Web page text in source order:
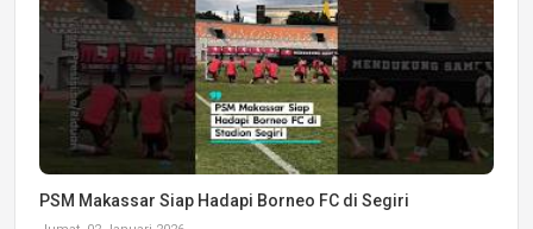
PSM Makassar Siap Hadapi Borneo FC di Segiri